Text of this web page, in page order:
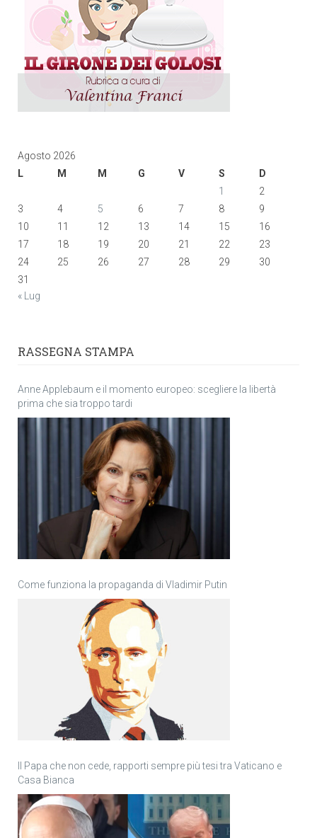
Agosto 2026
L
M M G V S
D
1
2
3
4 5 6 7 8
9
10
11 12 13 14 15
16
17
18 19 20 21 22
23
24
25 26 27 28 29
30
31
« Lug
RASSEGNA STAMPA
Anne Applebaum e il momento europeo: scegliere la libertà
prima che sia troppo tardi
Come funziona la propaganda di Vladimir Putin
Il Papa che non cede, rapporti sempre più tesi tra Vaticano e
Casa Bianca